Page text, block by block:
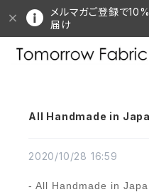
メルマガご登録で
届け
All Handmade in
2020/10/28 16:59
- All Handmade in